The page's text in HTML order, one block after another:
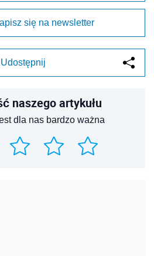
się na newsletter
Udostępnij
naszego artykułu
dla nas bardzo ważna